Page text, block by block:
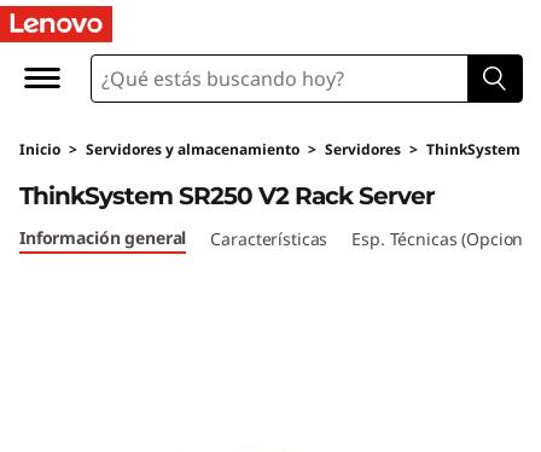
T
h
n
k
Inicio > Servidores y almacenamiento > Servidores > ThinkSystem
ThinkSystem SR250 V2 Rack Server
Información general Características Esp. Técnicas